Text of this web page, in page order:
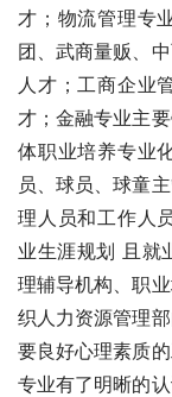
才；物流管理专
团、武商量贩、
人才；工商企业
才；金融专业主
体职业培养专业
员、球员、球童
理人员和工作人
业生涯规划 且就
理辅导机构、职
织人力资源管理
要良好心理素质
专业有了明晰的